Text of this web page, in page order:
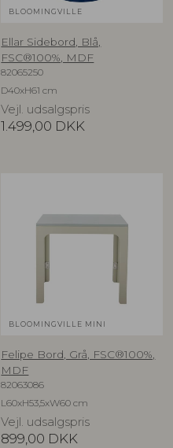
BLOOMINGVILLE
Ellar Sidebord, Blå,
FSC®100%, MDF
82065250
D40xH61 cm
Vejl. udsalgspris
1.499,00 DKK
BLOOMINGVILLE MINI
Felipe Bord, Grå, FSC®100%,
MDF
82063086
L60xH53,5xW60 cm
Vejl. udsalgspris
899,00 DKK